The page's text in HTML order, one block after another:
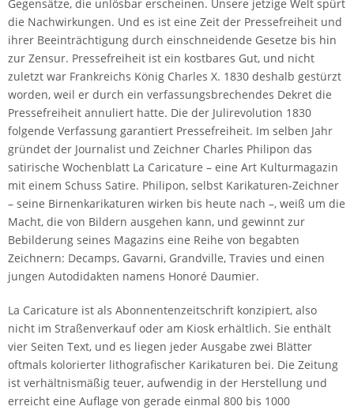
Gegensätze, die unlösbar erscheinen. Unsere jetzige Welt spürt
die Nachwirkungen. Und es ist eine Zeit der Pressefreiheit und
ihrer Beeinträchtigung durch einschneidende Gesetze bis hin
zur Zensur. Pressefreiheit ist ein kostbares Gut, und nicht
zuletzt war Frankreichs König Charles X. 1830 deshalb gestürzt
worden, weil er durch ein verfassungsbrechendes Dekret die
Pressefreiheit annuliert hatte. Die der Julirevolution 1830
folgende Verfassung garantiert Pressefreiheit. Im selben Jahr
gründet der Journalist und Zeichner Charles Philipon das
satirische Wochenblatt La Caricature – eine Art Kulturmagazin
mit einem Schuss Satire. Philipon, selbst Karikaturen-Zeichner
– seine Birnenkarikaturen wirken bis heute nach –, weiß um die
Macht, die von Bildern ausgehen kann, und gewinnt zur
Bebilderung seines Magazins eine Reihe von begabten
Zeichnern: Decamps, Gavarni, Grandville, Travies und einen
jungen Autodidakten namens Honoré Daumier.
La Caricature ist als Abonnentenzeitschrift konzipiert, also
nicht im Straßenverkauf oder am Kiosk erhältlich. Sie enthält
vier Seiten Text, und es liegen jeder Ausgabe zwei Blätter
oftmals kolorierter lithografischer Karikaturen bei. Die Zeitung
ist verhältnismäßig teuer, aufwendig in der Herstellung und
erreicht eine Auflage von gerade einmal 800 bis 1000